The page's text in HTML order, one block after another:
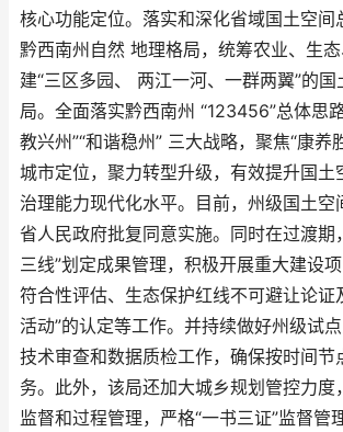
核心功能定位。落实和深化省域国土空间
黔西南州自然 地理格局，统筹农业、生
建“三区多园、 两江一河、一群两翼”的
局。全面落实黔西南州 “123456”总体思
教兴州”“和谐稳州” 三大战略，聚焦“康养
城市定位，聚力转型升级，有效提升国土
治理能力现代化水平。目前，州级国土空
省人民政府批复同意实施。同时在过渡期
三线”划定成果管理，积极开展重大建设
符合性评估、生态保护红线不可避让论证
活动”的认定等工作。并持续做好州级试
技术审查和数据质检工作，确保按时间节
务。此外，该局还加大城乡规划管控力度
监督和过程管理，严格“一书三证”监督管